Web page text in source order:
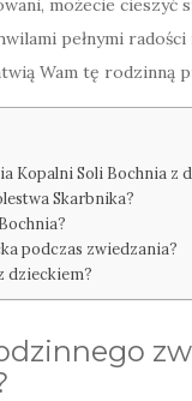
możecie cieszyć
pełnymi
Wam tę rodzinną
Kopalni Soli Bochnia z
Skarbnika?
podczas zwiedzania?
dzieckiem?